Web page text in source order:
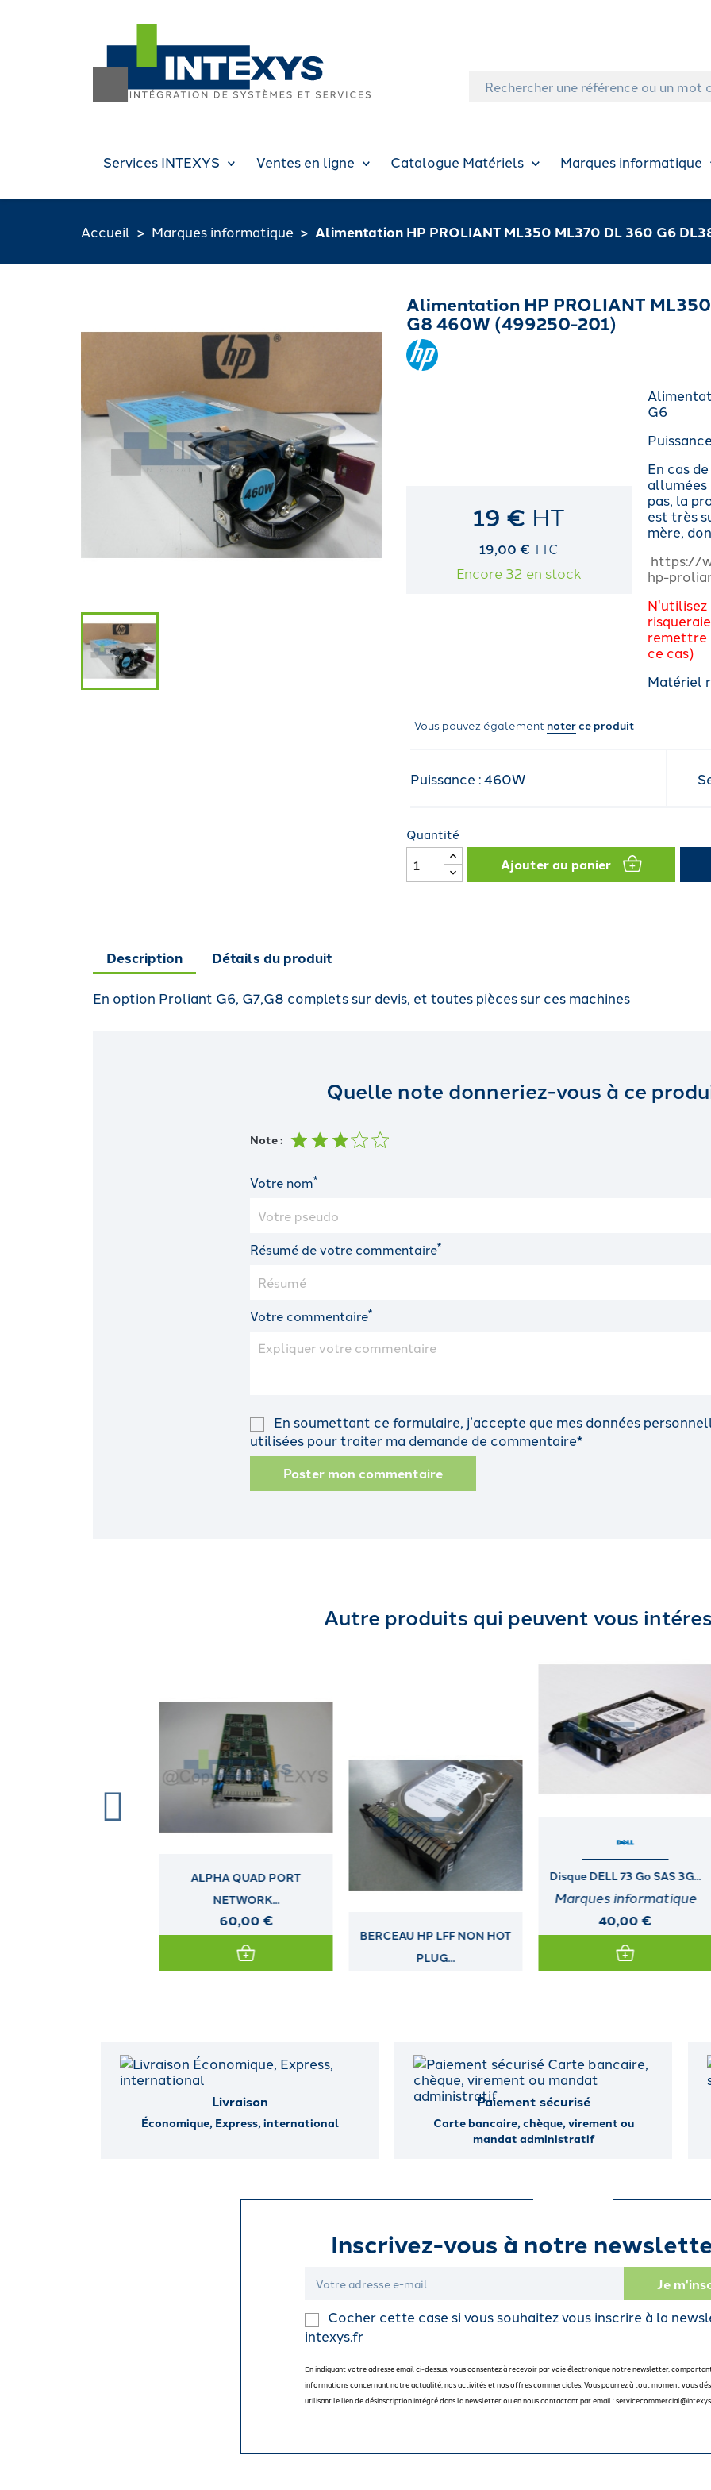
Services INTEXYS Ventes en ligne Catalogue Matériels Marques informatique
Accueil Marques informatique Alimentation HP PROLIANT ML350 ML370 DL 360 G6
Alimentation HP PROLIANT
G8 460W (499250-201)
19 € HT
19,00 € TTC
Encore 32 en stock
G6
En cas
allumées
pas, la
est très
mère,
https://
hp-
N'utilisez
remettre
ce cas)
Matériel
Vous pouvez également noterce produit
Puissance : 460W
Quantité
Ajouter au panier
Description Détails du produit
En option Proliant G6, G7,G8 complets sur devis, et toutes pièces sur ces machines
Quelle note donneriez-vous à ce
Note :
Votre nom*
Résumé de votre commentaire*
Votre commentaire*
En soumettant ce formulaire, j’accepte que mes données
utilisées pour traiter ma demande de commentaire*
Poster mon commentaire
Autre produits qui peuvent vous
BERCEAU HP LFF NON HOT
PLUG...
Disque DELL 73 Go SAS 3G... Disque HP 1,2 To SAS DS 12G...
Marques informatique
120,00 €
Livraison
Économique, Express, international
Paiement sécurisé
Carte bancaire, chèque, virement ou
mandat administratif
Inscrivez-vous à notre
Cocher cette case si vous souhaitez vous inscrire à la
intexys.fr
En indiquant votre adresse email ci-dessus, vous consentez à recevoir par voie électronique notre newsletter,
informations concernant notre actualité, nos activités et nos offres commerciales. Vous pourrez à tout moment vous
utilisant le lien de désinscription intégré dans la newsletter ou en nous contactant par email :